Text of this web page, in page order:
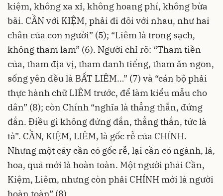
kiệm, không xa xỉ, không hoang phí, không bừa
bãi. CẦN với KIỆM, phải đi đôi với nhau, như hai
chân của con người” (5); “Liêm là trong sạch,
không tham lam” (6). Người chỉ rõ: “Tham tiền
của, tham địa vị, tham danh tiếng, tham ăn ngon,
sống yên đều là BẤT LIÊM…” (7) và “cán bộ phải
thực hành chữ LIÊM trước, để làm kiểu mẫu cho
dân” (8); còn Chính “nghĩa là thẳng thắn, đứng
đắn. Ðiều gì không đứng đắn, thẳng thắn, tức là
tà”. CẦN, KIỆM, LIÊM, là gốc rễ của CHÍNH.
Nhưng một cây cần có gốc rễ, lại cần có ngành, lá,
hoa, quả mới là hoàn toàn. Một người phải Cần,
Kiệm, Liêm, nhưng còn phải CHÍNH mới là người